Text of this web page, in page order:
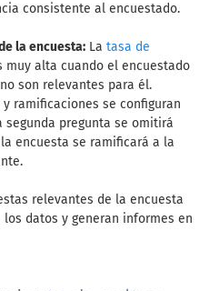
consistente al encuestado.
la encuesta: La tasa de
muy alta cuando el encuestado
son relevantes para él.
ramificaciones se configuran
pregunta se omitirá
encuesta se ramificará a la
relevantes de la encuesta
datos y generan informes en